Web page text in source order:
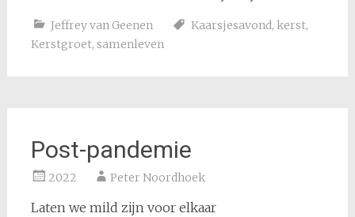
Jeffrey van Geenen Kaarsjesavond, kerst,
Kerstgroet, samenleven
Post-pandemie
2022 Peter Noordhoek
Laten we mild zijn voor elkaar